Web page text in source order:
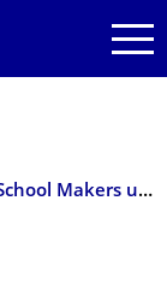
­Eindrücke zu Dresdner Summer Schools: School Makers und Bright Minds im Imagefilm